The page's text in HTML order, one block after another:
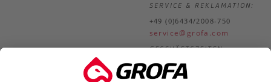
SERVICE & REKLAMATION:
+49 (0)6434/2008-750
service@grofa.com
GESCHÄFTSZEITEN:
Mo.-
Do.
8.30-18.00 Uhr